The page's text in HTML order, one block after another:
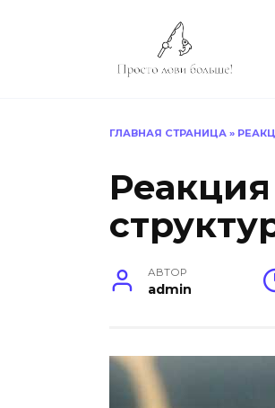
ГЛАВНАЯ СТРАНИЦА »
АВТОР
admin